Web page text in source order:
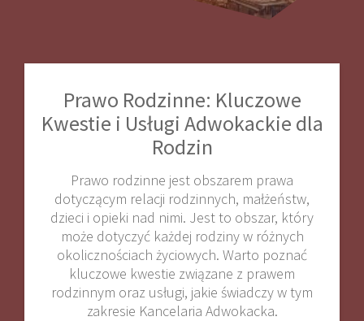
Prawo Rodzinne: Kluczowe
Kwestie i Usługi Adwokackie dla
Rodzin
Prawo rodzinne jest obszarem prawa
dotyczącym relacji rodzinnych, małżeństw,
dzieci i opieki nad nimi. Jest to obszar, który
może dotyczyć każdej rodziny w różnych
okolicznościach życiowych. Warto poznać
kluczowe kwestie związane z prawem
rodzinnym oraz usługi, jakie świadczy w tym
zakresie Kancelaria Adwokacka.